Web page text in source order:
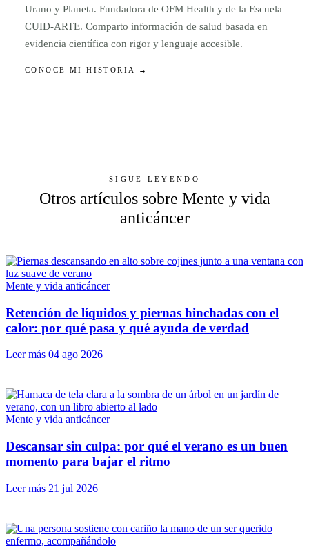
Urano y Planeta. Fundadora de OFM Health y de la Escuela
CUID-ARTE. Comparto información de salud basada en
evidencia científica con rigor y lenguaje accesible.
CONOCE MI HISTORIA →
SIGUE LEYENDO
Otros artículos sobre Mente y vida
anticáncer
Mente y vida anticáncer
Retención de líquidos y piernas hinchadas con el
calor: por qué pasa y qué ayuda de verdad
Leer más 04 ago 2026
Mente y vida anticáncer
Descansar sin culpa: por qué el verano es un buen
momento para bajar el ritmo
Leer más 21 jul 2026